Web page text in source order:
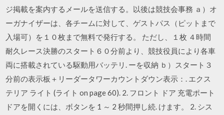
ジ掲載を案内するメールを送信する。以後は競技会事務 ａ）オ
ーガナイザーは、各チームに対して、ゲストパス（ピットまで
入場可）を１０枚まで無料で発行する。 ただし、１枚 ４時間
耐久レース決勝のスタート６０分前より、競技役員により各車
両に搭載されている駆動用バッテリ. ーを収納 ｂ）スタート３
分前の表示板＋リーダータワーカウントダウン表示：. エクス
テリア ライト (ライト on page 60). 2. フロント ドア 充電ポート
ドアを開くには、ボタンを 1 ～ 2 秒間押し続. けます。 2. シス